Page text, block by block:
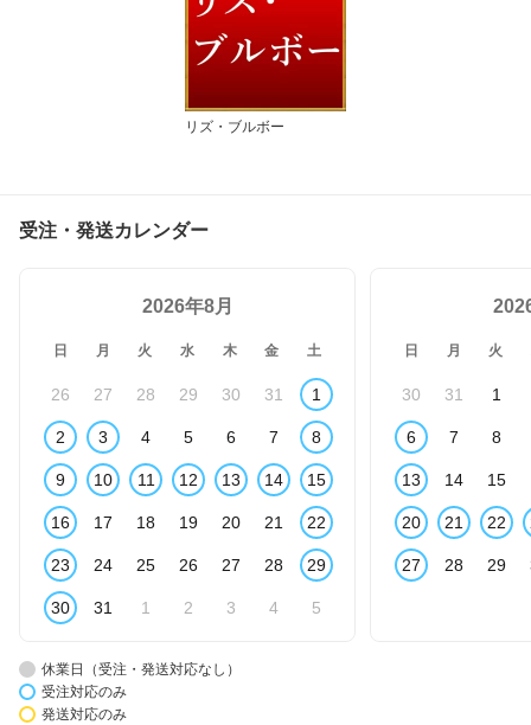
リズ・ブルボー
受注・発送カレンダー
2026年8月
日 月 火 水 木 金 土
26 27 28 29 30 31 1
2 3 4 5 6 7 8
9 10 11 12 13 14 15
16 17 18 19 20 21 22
23 24 25 26 27 28 29
30 31 1 2 3 4 5
日 月 火
30 31 1
6 7 8
13 14 15
20 21 22
27 28 29
休業日（受注・発送対応なし）
受注対応のみ
発送対応のみ